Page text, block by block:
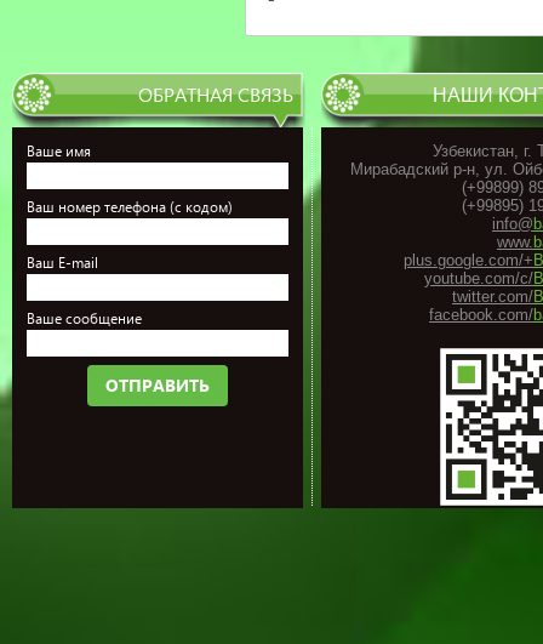
ОБРАТНАЯ СВЯЗЬ
Ваше имя
Ваш номер телефона (с кодом)
Ваш E-mail
Ваше сообщение
ОТПРАВИТЬ
НАШИ
Узбекистан, г.
Мирабадский р-н, ул.
(+99899)
(+99895)
info@
www.
plus.google.com/+
youtube.com/c/
twitter.com/
facebook.com/